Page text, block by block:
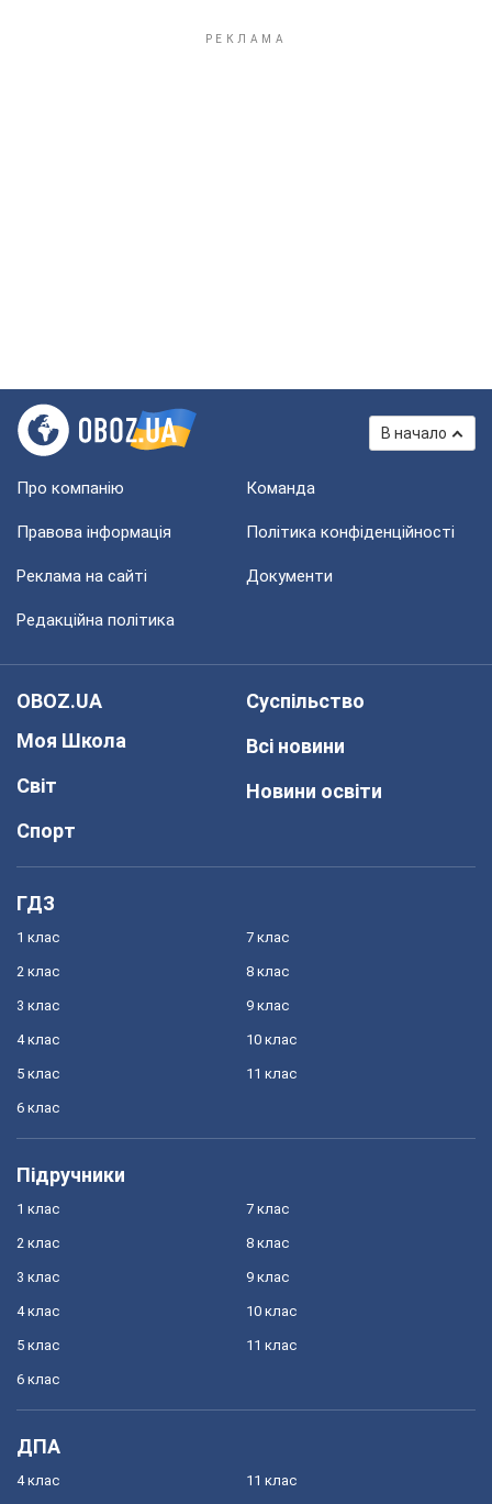
В начало
Про компанію Команда
Правова інформація Політика конфіденційності
Реклама на сайті Документи
Редакційна політика
OBOZ.UA
Моя Школа
Світ
Спорт
Суспільство
Всі новини
Новини освіти
ГДЗ
1 клас
2 клас
3 клас
4 клас
5 клас
6 клас
7 клас
8 клас
9 клас
10 клас
11 клас
Підручники
1 клас
2 клас
3 клас
4 клас
5 клас
6 клас
7 клас
8 клас
9 клас
10 клас
11 клас
ДПА
4 клас 11 клас